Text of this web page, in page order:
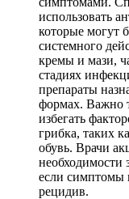
использовать
которые могут
системного
кремы и мази,
стадиях
препараты
формах. Важно
избегать
грибка, таких
обувь. Врачи
необходимости
если симптомы
рецидив.